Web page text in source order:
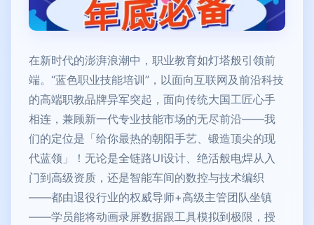
在新时代的澎湃浪潮中，职业教育如灯塔般引领前
端。“蓝色职业技能培训”，以面向互联网及前沿科技
的高端职教品牌异军突起，面向传统大国工匠心手
相连，兼顾新一代专业技能市场的无尽前沿——我
们的定位是「给你最热的朝阳手艺、锻造顶尖的现
代蓝领」！无论是全链路UI设计、绝活般电焊从入
门到高级资质，还是智能车间的数控与技术编织
——都由退役行业的权威导师+高级主管团队坐镇
——学员能将动画录屏数据跟工具模拟到极限，授